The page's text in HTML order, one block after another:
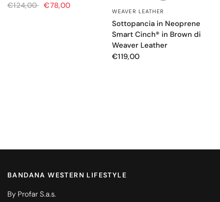
€124,00 €78,00
OCCHIATA VELOCE
WEAVER LEATHER
Sottopancia in Neoprene
Smart Cinch® in Brown di
Weaver Leather
€119,00
BANDANA WESTERN LIFESTYLE
By Profar S.a.s.